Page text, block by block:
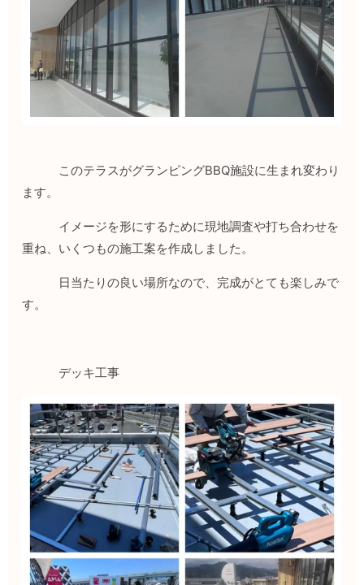
このテラスがグランピングBBQ施設に生まれ変わり
ます。
イメージを形にするために現地調査や打ち合わせを
重ね、いくつもの施工案を作成しました。
日当たりの良い場所なので、完成がとても楽しみで
す。
デッキ工事